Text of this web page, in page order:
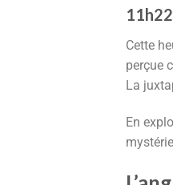
Cette
perçue
La
En